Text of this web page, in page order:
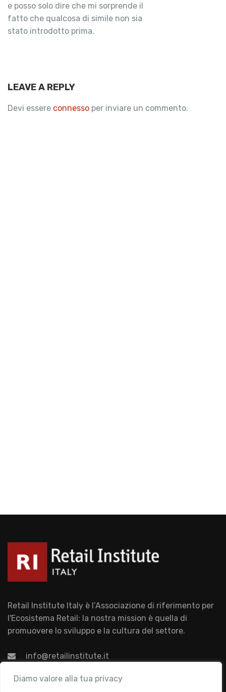
Diamo valore alla tua privacy
e posso solo dire che mi sorprende il
fatto che qualcosa di simile non sia
stato introdotto prima.
LEAVE A REPLY
Devi essere connesso per inviare un commento.
Retail Institute Italy è l’Associazione di riferimento per
l'Ecosistema Retail: la nostra mission è quella di
promuovere lo sviluppo e la cultura del settore.
info@retailinstitute.it
Associazione